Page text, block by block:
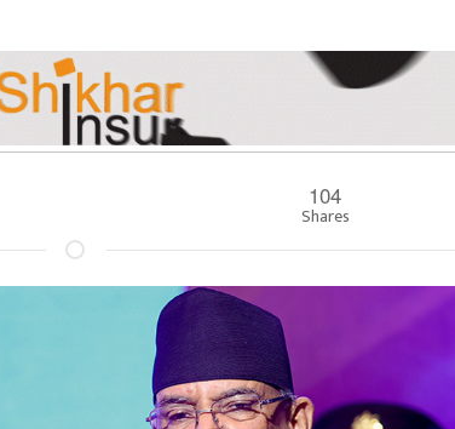
104
Shares